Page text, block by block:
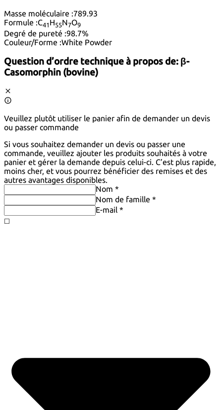
Masse moléculaire :789.93
Formule :C41 H55N7O9
Degré de pureté :98.7%
Couleur/Forme :White Powder
Question d’ordre technique à propos de: β-
Casomorphin (bovine)
Veuillez plutôt utiliser le panier afin de demander un devis
ou passer commande
Si vous souhaitez demander un devis ou passer une
commande, veuillez ajouter les produits souhaités à votre
panier et gérer la demande depuis celui-ci. C’est plus rapide,
moins cher, et vous pourrez bénéficier des remises et des
autres avantages disponibles.
Nom *
Nom de famille *
E-mail *
◻️